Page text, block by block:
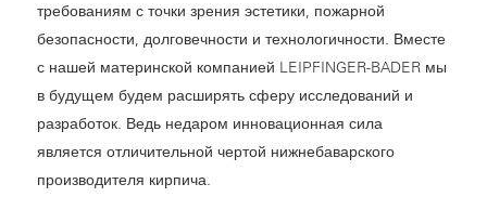
требованиям с точки зрения эстетики, пожарной
безопасности, долговечности и технологичности. Вместе
с нашей материнской компанией LEIPFINGER-BADER мы
в будущем будем расширять сферу исследований и
разработок. Ведь недаром инновационная сила
является отличительной чертой нижнебаварского
производителя кирпича.